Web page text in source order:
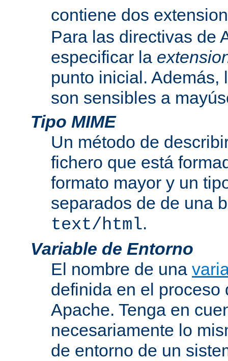
contiene dos
Para las directivas de
especificar la
punto inicial. Además,
son sensibles a
Tipo MIME
Un método de
fichero que está
formato mayor y un
separados de de una
text/html.
Variable de Entorno
El nombre de una
definida en el proceso
Apache. Tenga en
necesariamente lo
de entorno de un